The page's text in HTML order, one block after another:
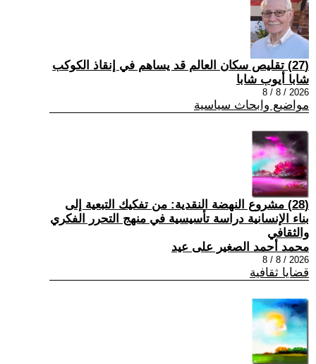
(27) تقليص سكان العالم قد يساهم في إنقاذ الكوكب
شابا أيوب شابا
2026 / 8 / 8
مواضيع وابحاث سياسية
(28) مشروع النهضة النقدية: من تفكيك التبعية إلى
بناء الإنسانية دراسة تأسيسية في منهج التحرر الفكري
والثقافي
محمد أحمد الصغير على عيد
2026 / 8 / 8
قضايا ثقافية